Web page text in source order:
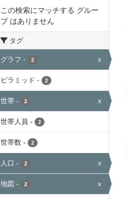
この検索にマッチする グルー
プ はありません
タグ
グラフ - 2 x
ピラミッド - 2
世帯 - 2 x
世帯人員 - 2
世帯数 - 2
人口 - 2 x
地図 - 2 x